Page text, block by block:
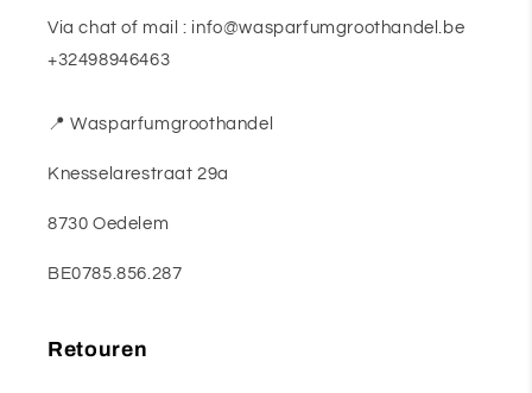
Via chat of mail : info@wasparfumgroothandel.be
+32498946463
📍 Wasparfumgroothandel
Knesselarestraat 29a
8730 Oedelem
BE0785.856.287
Retouren